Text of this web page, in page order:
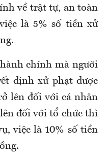
về trật tự, an toàn
là 5% số tiền xử
chính mà người
định xử phạt được
lên đối với cá nhân
đối với tổ chức thì
việc là 10% số tiền